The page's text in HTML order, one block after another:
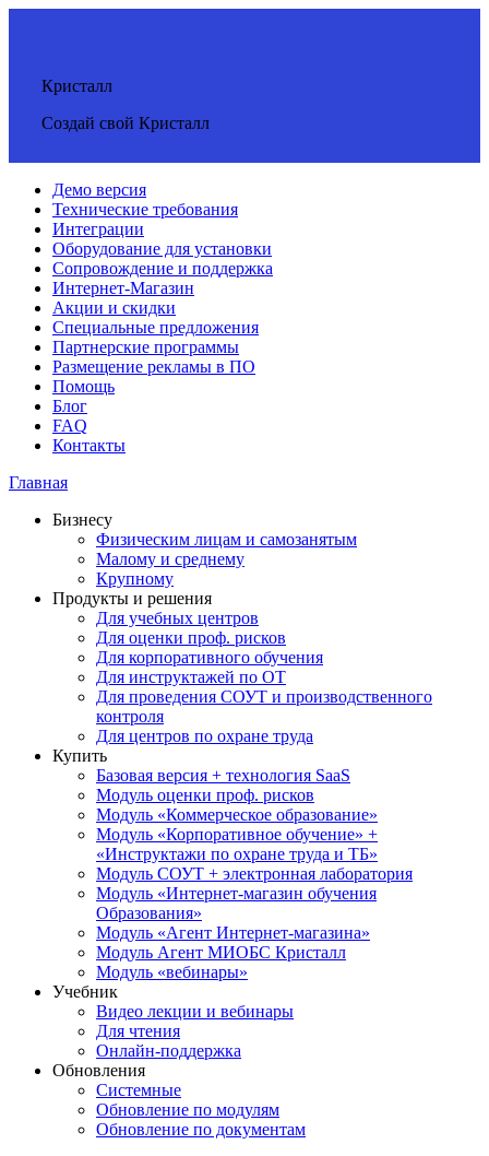
Кристалл
Создай свой Кристалл
Демо версия
Технические требования
Интеграции
Оборудование для установки
Сопровождение и поддержка
Интернет-Магазин
Акции и скидки
Специальные предложения
Партнерские программы
Размещение рекламы в ПО
Помощь
Блог
FAQ
Контакты
Главная
Бизнесу
Физическим лицам и самозанятым
Малому и среднему
Крупному
Продукты и решения
Для учебных центров
Для оценки проф. рисков
Для корпоративного обучения
Для инструктажей по ОТ
Для проведения СОУТ и производственного
контроля
Для центров по охране труда
Купить
Базовая версия + технология SaaS
Модуль оценки проф. рисков
Модуль «Коммерческое образование»
Модуль «Корпоративное обучение» +
«Инструктажи по охране труда и ТБ»
Модуль СОУТ + электронная лаборатория
Модуль «Интернет-магазин обучения
Образования»
Модуль «Агент Интернет-магазина»
Модуль Агент МИОБС Кристалл
Модуль «вебинары»
Учебник
Видео лекции и вебинары
Для чтения
Онлайн-поддержка
Обновления
Системные
Обновление по модулям
Обновление по документам